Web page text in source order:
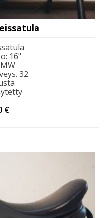
: 16"
MW
: 32
€